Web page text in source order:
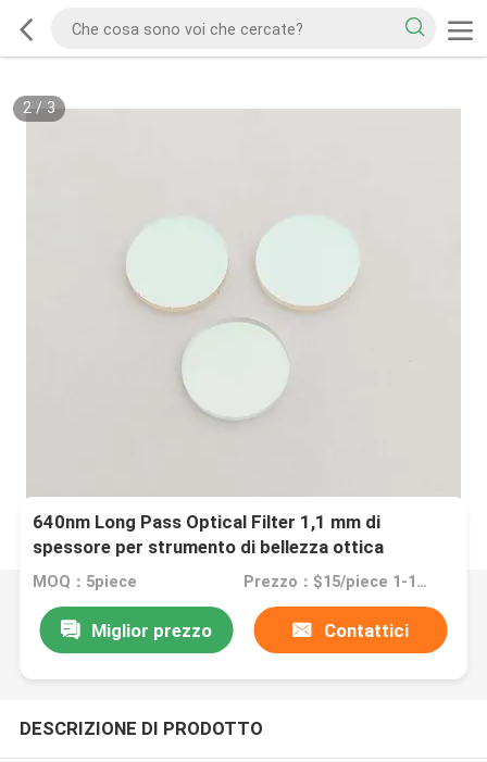
2/ 3
640nm Long Pass Optical Filter 1,1 mm di
spessore per strumento di bellezza ottica
MOQ：5piece Prezzo：$15/piece 1-10pieces; $10/piece 11-50pieces; $5/piece >=51pieces
Miglior prezzo Contattici
DESCRIZIONE DI PRODOTTO